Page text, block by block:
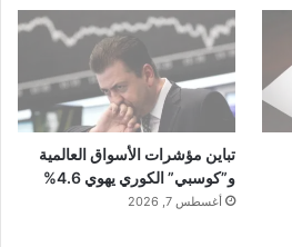
تباين مؤشرات الأسواق العالمية
و”كوسبي” الكوري يهوي 4.6%
أغسطس 7, 2026